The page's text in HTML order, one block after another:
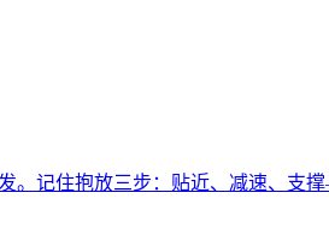
。记住抱放三步：贴近、减速、